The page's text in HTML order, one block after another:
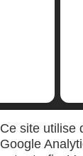
Ce site utilise
Google